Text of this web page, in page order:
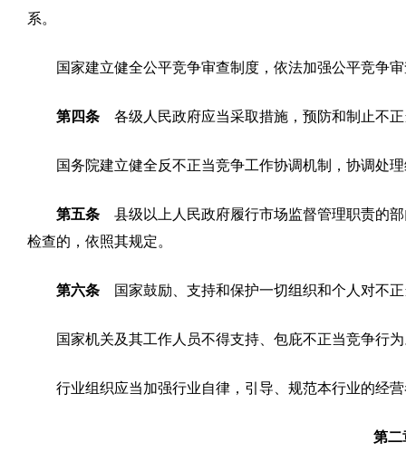
系。
国家建立健全公平竞争审查制度，依法加强公平竞争
第四条 各级人民政府应当采取措施，预防和制止不
国务院建立健全反不正当竞争工作协调机制，协调处
第五条 县级以上人民政府履行市场监督管理职责的
检查的，依照其规定。
第六条 国家鼓励、支持和保护一切组织和个人对不
国家机关及其工作人员不得支持、包庇不正当竞争行
行业组织应当加强行业自律，引导、规范本行业的经
第